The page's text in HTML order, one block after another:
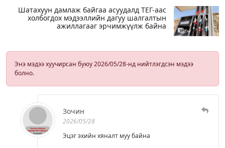
Шатахуун дамлаж байгаа асуудалд ТЕГ-аас
холбогдох мэдээллийн дагуу шалгалтын
ажиллагааг эрчимжүүлж байна
Энэ мэдээ хуучирсан буюу 2026/05/28-нд нийтлэгдсэн мэдээ
болно.
Зочин
2026/05/28
Эцэг эхийн хяналт муу байна